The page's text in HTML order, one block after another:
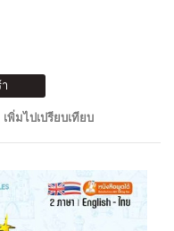
เพิ่มไปเปรียบเทียบ